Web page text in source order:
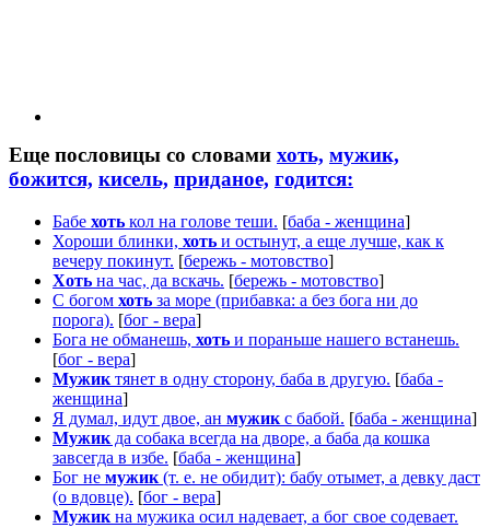
Еще пословицы со словами хоть, мужик,
божится, кисель, приданое, годится:
Бабе хоть кол на голове теши. [баба - женщина]
Хороши блинки, хоть и остынут, а еще лучше, как к
вечеру покинут. [бережь - мотовство]
Хоть на час, да вскачь. [бережь - мотовство]
С богом хоть за море (прибавка: а без бога ни до
порога). [бог - вера]
Бога не обманешь, хоть и пораньше нашего встанешь.
[бог - вера]
Мужик тянет в одну сторону, баба в другую. [баба -
женщина]
Я думал, идут двое, ан мужик с бабой. [баба - женщина]
Мужик да собака всегда на дворе, а баба да кошка
завсегда в избе. [баба - женщина]
Бог не мужик (т. е. не обидит): бабу отымет, а девку даст
(о вдовце). [бог - вера]
Мужик на мужика осил надевает, а бог свое содевает.